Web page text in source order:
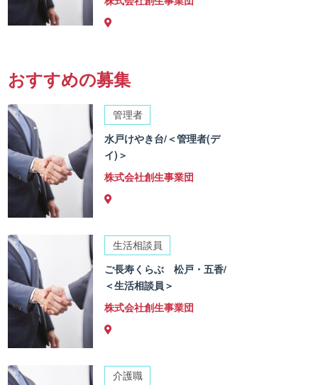
おすすめの募集
管理者
水戸けやき台/＜管理者(デ
イ)＞
株式会社創生事業団
生活相談員
ご長寿くらぶ 松戸・五香/
＜生活相談員＞
株式会社創生事業団
介護職